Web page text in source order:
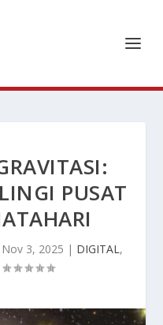
PUSAT
Nov 3, 2025 | DIGITAL,